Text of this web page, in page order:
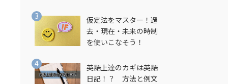
仮定法をマスター！過
去・現在・未来の時制
を使いこなそう！
英語上達のカギは英語
日記！？ 方法と例文